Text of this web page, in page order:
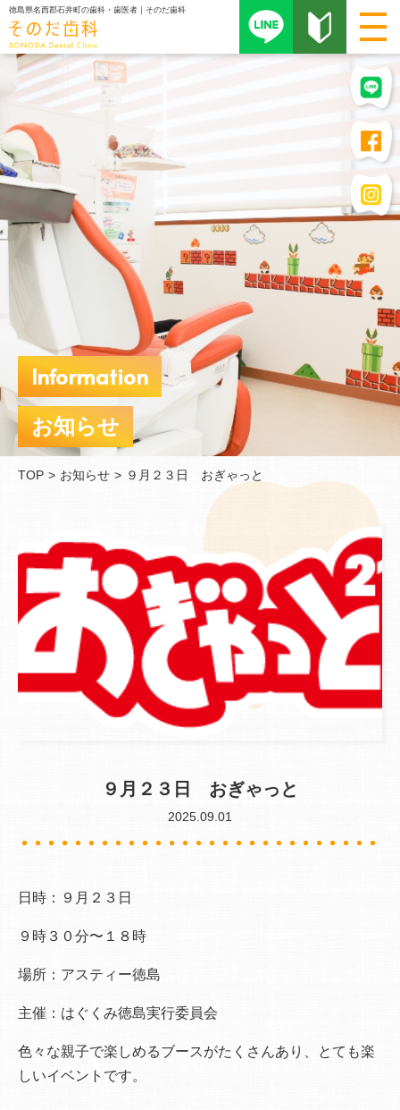
徳島県名西郡石井町の歯科・歯医者｜そのだ歯科
Information
お知らせ
TOP お知らせ ９月２３日 おぎゃっと
９月２３日 おぎゃっと
2025.09.01
日時：９月２３日
９時３０分〜１８時
場所：アスティー徳島
主催：はぐくみ徳島実行委員会
色々な親子で楽しめるブースがたくさんあり、とても楽
しいイベントです。